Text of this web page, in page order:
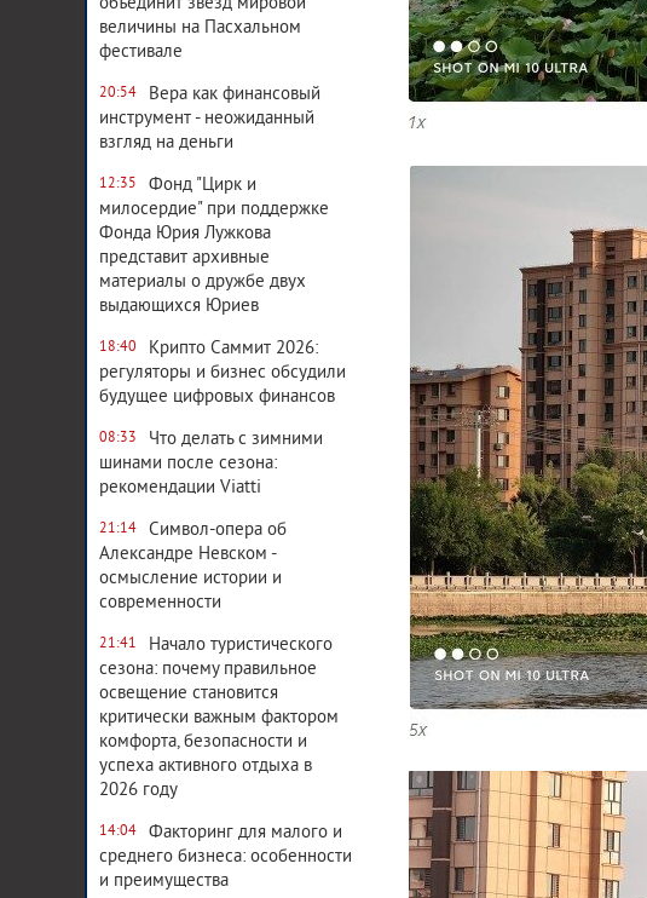
величины на Пасхальном
фестивале
20:54
Вера как финансовый
инструмент - неожиданный
взгляд на деньги
12:35
Фонд "Цирк и
милосердие" при поддержке
Фонда Юрия Лужкова
представит архивные
материалы о дружбе двух
выдающихся Юриев
18:40
Крипто Саммит 2026:
регуляторы и бизнес обсудили
будущее цифровых финансов
08:33
Что делать с зимними
шинами после сезона:
рекомендации Viatti
21:14
Символ-опера об
Александре Невском -
осмысление истории и
современности
21:41
Начало туристического
сезона: почему правильное
освещение становится
критически важным фактором
комфорта, безопасности и
успеха активного отдыха в
2026 году
14:04
Факторинг для малого и
среднего бизнеса: особенности
и преимущества